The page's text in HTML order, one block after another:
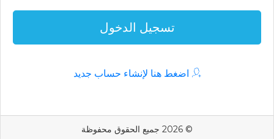
تسجيل الدخول
اضغط هنا لإنشاء حساب جديد
© 2026 جميع الحقوق محفوظة